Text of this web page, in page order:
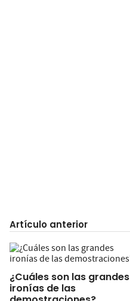
Artículo anterior
¿Cuáles son las grandes
ironías de las